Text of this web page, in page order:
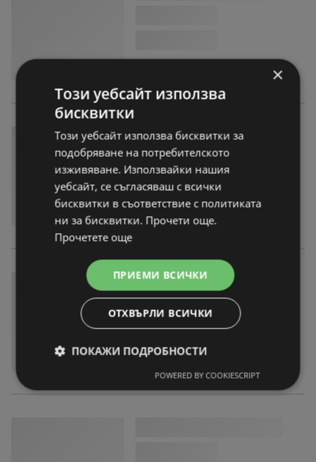
×
Този уебсайт използва
бисквитки
Този уебсайт използва бисквитки за
подобряване на потребителското
изживяване. Използвайки нашия
уебсайт, се съгласяваш с всички
бисквитки в съответствие с политиката
ни за бисквитки. Прочети още.
Прочетете още
ПРИЕМИ ВСИЧКИ
ОТХВЪРЛИ ВСИЧКИ
ПОКАЖИ ПОДРОБНОСТИ
POWERED BY COOKIESCRIPT